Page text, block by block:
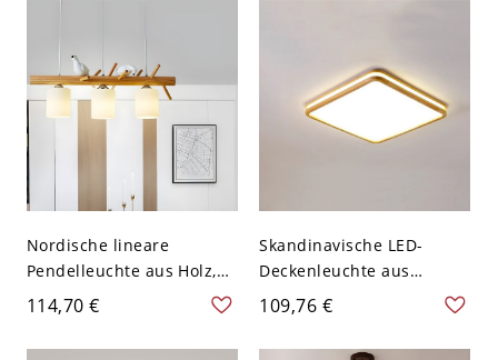
Wohnzimmer - 110V-120V
59,69 cm 2 Weißlicht
Nordische lineare
Pendelleuchte aus Holz,
naturinspirierter Insel-
Kronleuchter mit
Vogelakzenten und
114,70 €
Skandinavische LED-
Deckenleuchte aus
Massivholz,
minimalistisches flaches
Design mit Acrylschirm - 2
109,76 €